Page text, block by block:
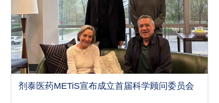
剂泰医药METiS宣布成立首届科学顾问委员会